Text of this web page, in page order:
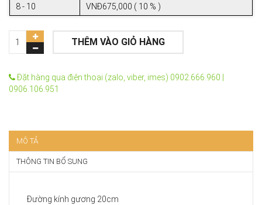
8 - 10
VNĐ675,000 ( 10 % )
THÊM VÀO GIỎ HÀNG
Đặt hàng qua điện thoại (zalo, viber, imes) 0902.666.960 |
0906.106.951
MÔ TẢ
THÔNG TIN BỔ SUNG
Đường kính gương 20cm